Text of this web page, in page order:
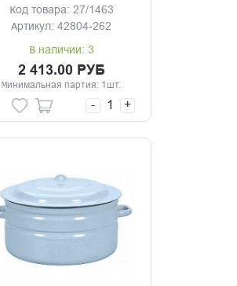
Код товара: 27/1463
Артикул: 42804-262
В наличии: 3
2 413.00 РУБ
Минимальная партия: 1шт.
- +